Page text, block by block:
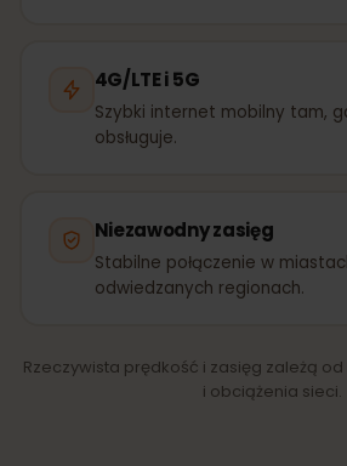
4G/LTE i 5G
Szybki internet mobilny tam,
obsługuje.
Niezawodny zasięg
Stabilne połączenie w
odwiedzanych regionach.
Rzeczywista prędkość i zasięg zależą
i obciążenia sieci.